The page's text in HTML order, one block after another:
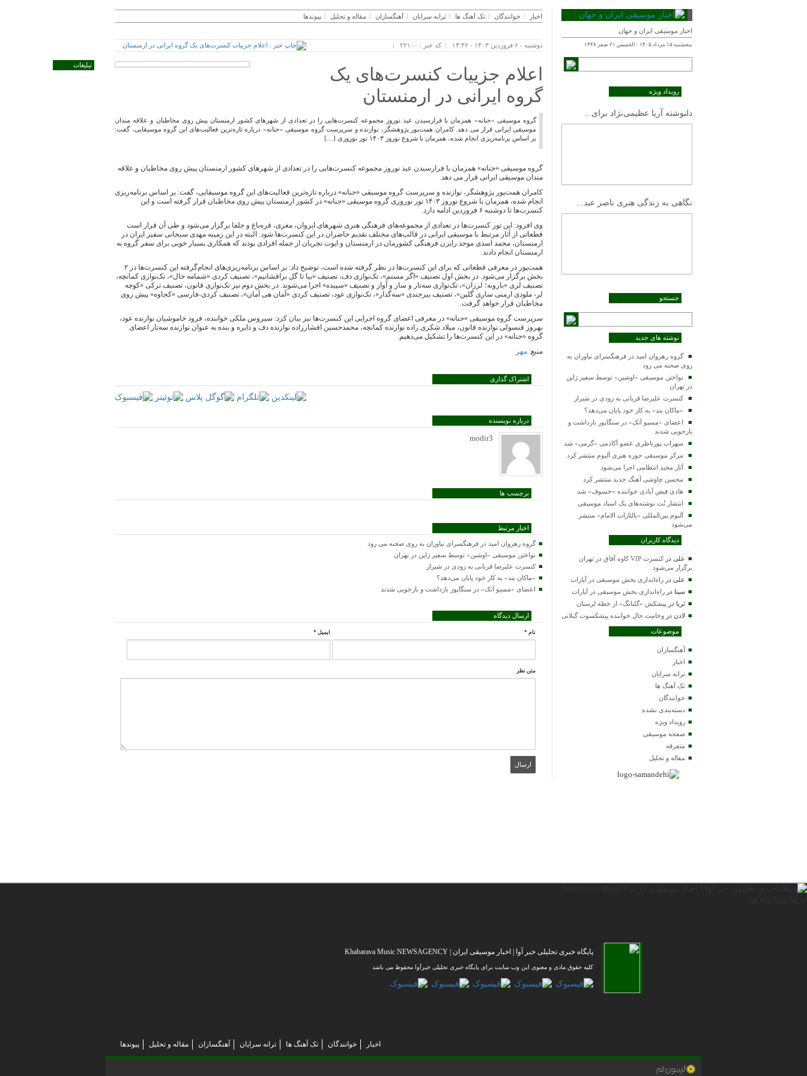
اخبار موسیقی ایران و جهان
پنجشنبه ۱۵ مرداد ۱۴۰۵ - الخميس ۲۱ صفر ۱۴۴۸
رویداد ویژه
دلنوشته آریا عظیمی‌نژاد برای...
نگاهی به زندگی هنری ناصر عبد...
جستجو
نوشته های جدید
گروه رهروان امید در فرهنگسرای نیاوران به
روی صحنه می رود
نواختن موسیقی «اوشین» توسط سفیر ژاپن
در تهران
کنسرت علیرضا قربانی به زودی در شیراز
«ماکان بند» به کار خود پایان می‌دهد؟
اعضای «مسیو اَتک» در سنگاپور بازداشت و
بازجویی شدند
سهراب پورناظری عضو آکادمی «گرمی» شد
مرکز موسیقی حوزه هنری آلبوم منتشر کرد
آثار مجید انتظامی اجرا می‌شود
محسن چاوشی آهنگ جدید منتشر کرد
هادی فیض آبادی خواننده «خسوف» شد
انتشار نُت نوشته‌های یک استاد موسیقی
آلبوم بین‌المللی «یالثارات الامام» منتشر
می‌شود
دیدگاه کاربران
علی در
کنسرت VIP کاوه آفاق در تهران
برگزار می‌شود
علی در راه‌اندازی بخش موسیقی در آپارات
سینا در راه‌اندازی بخش موسیقی در آپارات
ثریا در پیشکش «گلبانگ» از خطه لرستان
لادن در وخامت حال خواننده پیشکسوت گیلانی
موضوعات
آهنگسازان
اخبار
ترانه سرایان
تک آهنگ ها
خوانندگان
دسته‌بندی نشده
رویداد ویژه
صفحه موسیقی
متفرقه
مقاله و تحلیل
اخبار خوانندگان تک آهنگ ها ترانه سرایان آهنگسازان مقاله و تحلیل پیوندها
دوشنبه - ۶ فروردین ۱۴۰۳ - ۱۳:۴۲ کد خبر : ۲۲۱۰۰
اعلام جزییات کنسرت‌های یک
گروه ایرانی در ارمنستان
گروه موسیقی «حنانه» همزمان با فرارسیدن عید نوروز مجموعه کنسرت‌هایی را در تعدادی از شهرهای کشور ارمنستان پیش روی مخاطبان و علاقه مندان
موسیقی ایرانی قرار می دهد. کامران همت‌پور پژوهشگر، نوازنده و سرپرست گروه موسیقی «حنانه» درباره تازه‌ترین فعالیت‌های این گروه موسیقایی، گفت:
بر اساس برنامه‌ریزی انجام شده، همزمان با شروع نوروز ۱۴۰۳ تور نوروزی […]
گروه موسیقی «حنانه» همزمان با فرارسیدن عید نوروز مجموعه کنسرت‌هایی را در تعدادی از شهرهای کشور ارمنستان پیش روی مخاطبان و علاقه
مندان موسیقی ایرانی قرار می دهد.
کامران همت‌پور پژوهشگر، نوازنده و سرپرست گروه موسیقی «حنانه» درباره تازه‌ترین فعالیت‌های این گروه موسیقایی، گفت: بر اساس برنامه‌ریزی
انجام شده، همزمان با شروع نوروز ۱۴۰۳ تور نوروزی گروه موسیقی «حنانه» در کشور ارمنستان پیش روی مخاطبان قرار گرفته است و این
کنسرت‌ها تا دوشنبه ۶ فروردین ادامه دارد.
وی افزود: این تور کنسرت‌ها در تعدادی از مجموعه‌های فرهنگی هنری شهرهای ایروان، مغری، قره‌باغ و جلفا برگزار می‌شود و طی آن قرار است
قطعاتی از آثار مرتبط با موسیقی ایرانی در قالب‌های مختلف تقدیم حاضران در این کنسرت‌ها شود. البته در این زمینه مهدی سبحانی سفیر ایران در
ارمنستان، محمد اسدی موحد رایزن فرهنگی کشورمان در ارمنستان و ایوت تجریان از جمله افرادی بودند که همکاری بسیار خوبی برای سفر گروه به
ارمنستان انجام دادند.
همت‌پور در معرفی قطعاتی که برای این کنسرت‌ها در نظر گرفته شده است، توضیح داد: بر اساس برنامه‌ریزی‌های انجام‌گرفته این کنسرت‌ها در ۲
بخش برگزار می‌شود. در بخش اول تصنیف «اگر مستم»، تک‌نوازی دف، تصنیف «بیا تا گل برافشانیم»، تصنیف کردی «شمامه خال»، تک‌نوازی کمانچه،
تصنیف لری «بارونه؛ لرزان»، تک‌نوازی سه‌تار و ساز و آواز و تصنیف «سپیده» اجرا می‌شوند. در بخش دوم نیز تک‌نوازی قانون، تصنیف ترکی «کوچه
لر- ملودی ارمنی ساری گلین»، تصنیف بیرجندی «سه‌گدار»، تک‌نوازی عود، تصنیف کردی «آمان هی آمان»، تصنیف کردی-فارسی «کجاوه» پیش روی
مخاطبان قرار خواهد گرفت.
سرپرست گروه موسیقی «حنانه» در معرفی اعضای گروه اجرایی این کنسرت‌ها نیز بیان کرد: سیروس ملکی خواننده، فرود خاموشیان نوازنده عود،
بهروز قنسولی نوازنده قانون، میلاد شکری زاده نوازنده کمانچه، محمدحسین افشارزاده نوازنده دف و دایره و بنده به عنوان نوازنده سه‌تار اعضای
گروه «حنانه» در این کنسرت‌ها را تشکیل می‌دهیم.
منبع: مهر
اشتراک گذاری
درباره نویسنده
modir3
برچسب ها
اخبار مرتبط
گروه رهروان امید در فرهنگسرای نیاوران به روی صحنه می رود
نواختن موسیقی «اوشین» توسط سفیر ژاپن در تهران
کنسرت علیرضا قربانی به زودی در شیراز
«ماکان بند» به کار خود پایان می‌دهد؟
اعضای «مسیو اَتک» در سنگاپور بازداشت و بازجویی شدند
ارسال دیدگاه
نام * ایمیل *
متن نظر
تبلیغات
پایگاه خبری تحلیلی خبر آوا | اخبار موسیقی ایران | Khabarava Music NEWSAGENCY
کلیه حقوق مادی و معنوی این وب سایت برای پایگاه خبری تحلیلی خبرآوا محفوظ می باشد
اخبار خوانندگان تک آهنگ ها ترانه سرایان آهنگسازان مقاله و تحلیل پیوندها